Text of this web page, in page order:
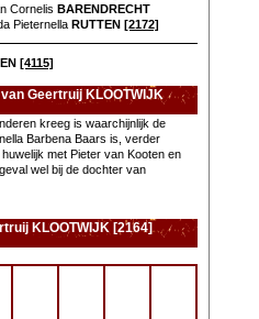
CornelisBARENDRECHT
PieternellaRUTTEN [2172]
[4115]
Geertruij KLOOTWIJK
kreeg is waarchijnlijk de
Barbena Baars is, verder
met Pieter van Kooten en
wel bij de dochter van
KLOOTWIJK [2164]